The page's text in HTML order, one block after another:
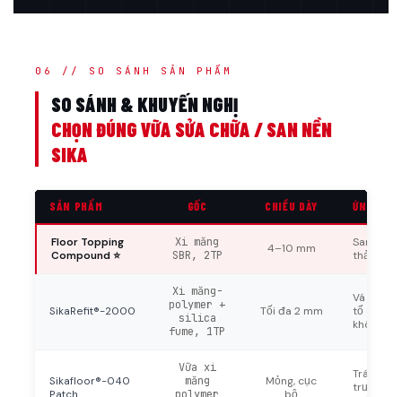
06 // SO SÁNH SẢN PHẨM
SO SÁNH & KHUYẾN NGHỊ
CHỌN ĐÚNG VỮA SỬA CHỮA / SAN NỀN
SIKA
SẢN PHẨM GỐC CHIỀU DÀY ỨNG
Floor Topping
Compound ⭐
Xi măng
SBR, 2TP
4–10 mm
San
thảm/
SikaRefit®-2000
Xi măng-
polymer +
silica
fume, 1TP
Tối đa 2 mm
Vá thẩm
tổ ong,
không
Sikafloor®-040
Vữa xi
măng
Mỏng, cục
Trám vá
trước khi